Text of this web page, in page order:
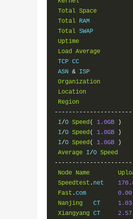
Total Space
Total RAM
Total SWAP
Uptime
Load
Average
TCP CC
ASN & ISP
Organization
Location
Region
I/O Speed ( 1.0GB )
I/O Speed ( 1.0GB )
I/O Speed ( 1.0GB )
Average I/O Speed
Node Name
Speedtest . net
Fast .com 0.00
Nanjing
   CT
1.03
Xiangyang CT 2.57